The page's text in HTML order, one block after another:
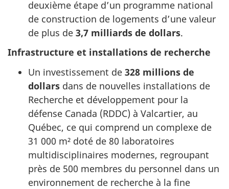
deuxième étape d’un programme national
de construction de logements d’une valeur
de plus de 3,7 milliards de dollars.
Infrastructure et installations de recherche
Un investissement de 328 millions de
dollars dans de nouvelles installations de
Recherche et développement pour la
défense Canada (RDDC) à Valcartier, au
Québec, ce qui comprend un complexe de
31 000 m² doté de 80 laboratoires
multidisciplinaires modernes, regroupant
près de 500 membres du personnel dans un
environnement de recherche à la fine